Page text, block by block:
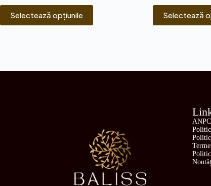
Selectează opțiunile Selectează
ANPC